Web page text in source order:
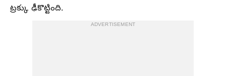
ట్రక్కు ఢీకొట్టింది.
ADVERTISEMENT